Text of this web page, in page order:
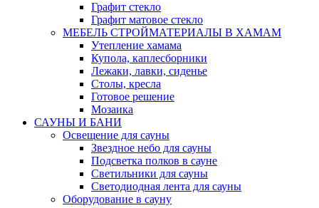
Графит стекло
Графит матовое стекло
МЕБЕЛЬ СТРОЙМАТЕРИАЛЫ В ХАМАМ
Утепление хамама
Купола, каплесборники
Лежаки, лавки, сиденье
Столы, кресла
Готовое решение
Мозаика
САУНЫ И БАНИ
Освещение для сауны
Звездное небо для сауны
Подсветка полков в сауне
Светильники для сауны
Светодиодная лента для сауны
Оборудование в сауну